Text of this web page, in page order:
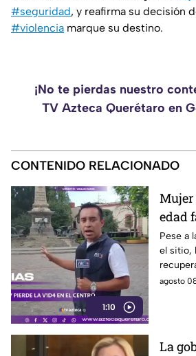
#seguridad, y reafirma su decisión
#violencia marque su destino.
¡No te pierdas nuestro
TV Azteca Querétaro en
CONTENIDO RELACIONADO
1:10
Mujer
edad
de
Pese a
el sitio,
lugar.
agosto
La